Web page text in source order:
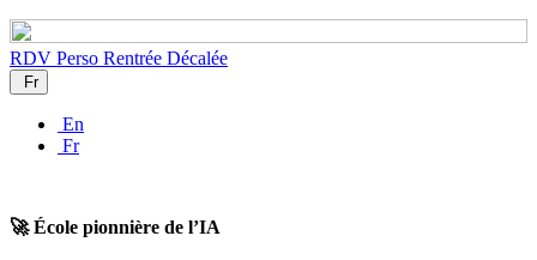
RDV Perso Rentrée Décalée
Fr
En
Fr
🚀 École pionnière de l’IA